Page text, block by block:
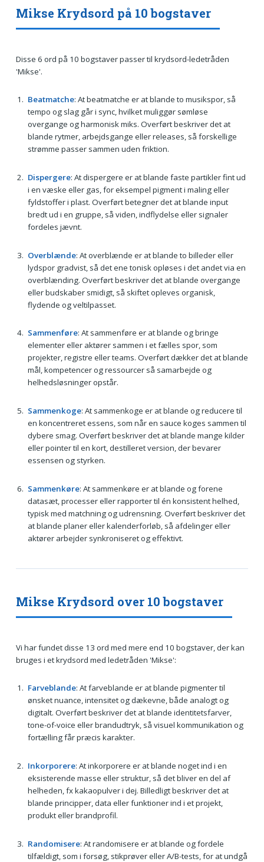
Mikse Krydsord på 10 bogstaver
Disse 6 ord på 10 bogstaver passer til krydsord-ledetråden
'Mikse'.
Beatmatche: At beatmatche er at blande to musikspor, så
tempo og slag går i sync, hvilket muliggør sømløse
overgange og harmonisk miks. Overført beskriver det at
blande rytmer, arbejdsgange eller releases, så forskellige
strømme passer sammen uden friktion.
Dispergere: At dispergere er at blande faste partikler fint ud
i en væske eller gas, for eksempel pigment i maling eller
fyldstoffer i plast. Overført betegner det at blande input
bredt ud i en gruppe, så viden, indflydelse eller signaler
fordeles jævnt.
Overblænde: At overblænde er at blande to billeder eller
lydspor gradvist, så det ene tonisk opløses i det andet via en
overblænding. Overført beskriver det at blande overgange
eller budskaber smidigt, så skiftet opleves organisk,
flydende og veltilpasset.
Sammenføre: At sammenføre er at blande og bringe
elementer eller aktører sammen i et fælles spor, som
projekter, registre eller teams. Overført dækker det at blande
mål, kompetencer og ressourcer så samarbejde og
helhedsløsninger opstår.
Sammenkoge: At sammenkoge er at blande og reducere til
en koncentreret essens, som når en sauce koges sammen til
dybere smag. Overført beskriver det at blande mange kilder
eller pointer til en kort, destilleret version, der bevarer
essensen og styrken.
Sammenkøre: At sammenkøre er at blande og forene
datasæt, processer eller rapporter til én konsistent helhed,
typisk med matchning og udrensning. Overført beskriver det
at blande planer eller kalenderforløb, så afdelinger eller
aktører arbejder synkroniseret og effektivt.
Mikse Krydsord over 10 bogstaver
Vi har fundet disse 13 ord med mere end 10 bogstaver, der kan
bruges i et krydsord med ledetråden 'Mikse':
Farveblande: At farveblande er at blande pigmenter til
ønsket nuance, intensitet og dækevne, både analogt og
digitalt. Overført beskriver det at blande identitetsfarver,
tone-of-voice eller brandudtryk, så visuel kommunikation og
fortælling får præcis karakter.
Inkorporere: At inkorporere er at blande noget ind i en
eksisterende masse eller struktur, så det bliver en del af
helheden, fx kakaopulver i dej. Billedligt beskriver det at
blande principper, data eller funktioner ind i et projekt,
produkt eller brandprofil.
Randomisere: At randomisere er at blande og fordele
tilfældigt, som i forsøg, stikprøver eller A/B-tests, for at undgå